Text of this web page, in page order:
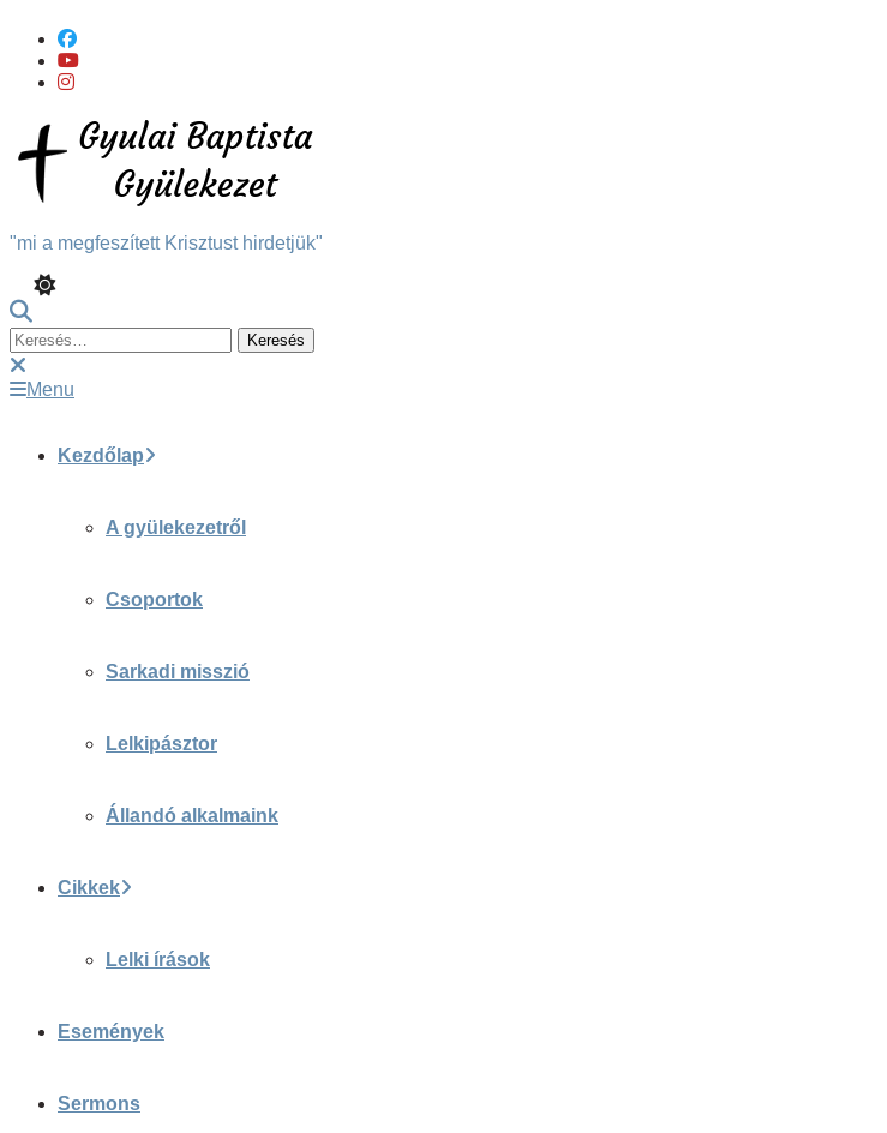
Content
"mi a megfeszített Krisztust hirdetjük"
Keresés:
Menu
Kezdőlap
A gyülekezetről
Csoportok
Sarkadi misszió
Lelkipásztor
Állandó alkalmaink
Cikkek
Lelki írások
Események
Sermons